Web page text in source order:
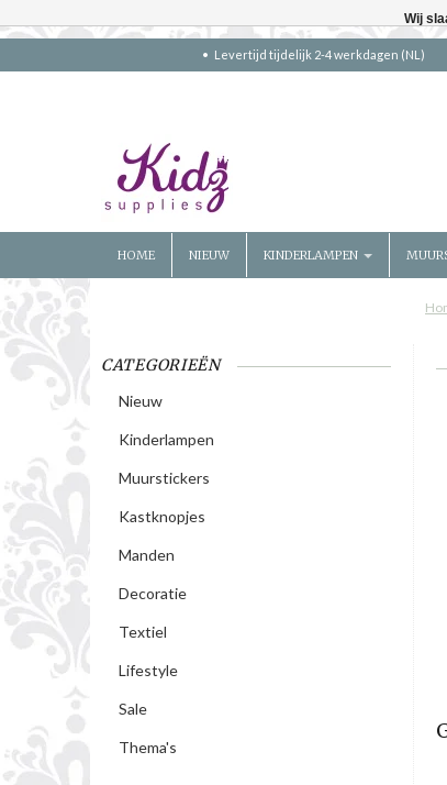
Levertijd tijdelijk 2-4 werkdagen (NL)
HOME NIEUW KINDERLAMPEN
CATEGORIEËN
Nieuw
Kinderlampen
Muurstickers
Kastknopjes
Manden
Decoratie
Textiel
Lifestyle
Sale
Thema's
Wij